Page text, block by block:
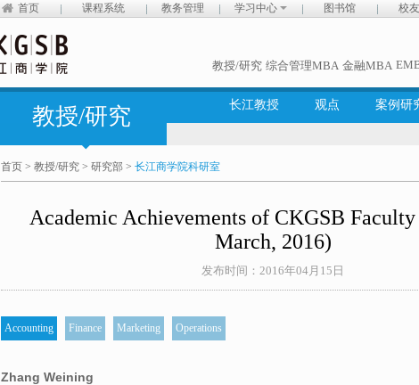
首页 课程系统 教务管理 学习中心 图书馆 校
教授/研究 综合管理MBA 金融MBA
教授/研究 长江教授 观点 案例研
首页 > 教授/研究 > 研究部 > 长江商学院科研室
Academic Achievements of CKGSB
March, 2016)
发布时间：2016年04月15日
Accounting Finance Marketing Operations
Zhang Weining